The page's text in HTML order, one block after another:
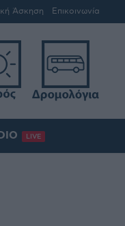
Άσκηση Επικοινωνία
LIVE